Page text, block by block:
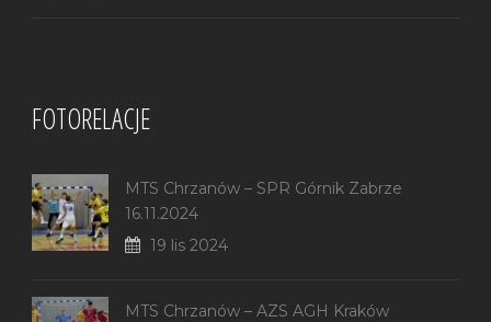
FOTORELACJE
MTS Chrzanów – SPR Górnik Zabrze
16.11.2024
19 lis 2024
MTS Chrzanów – AZS AGH Kraków